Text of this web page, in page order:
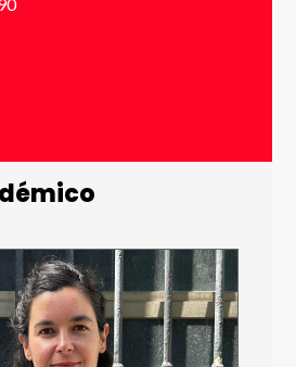
FOLLETO
(+56 9 xxxx xxxx)